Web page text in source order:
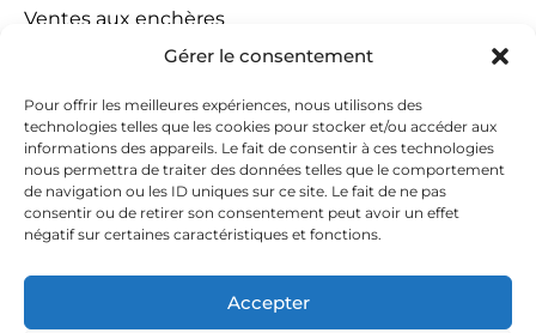
Gérer le consentement
Pour offrir les meilleures expériences, nous utilisons des
technologies telles que les cookies pour stocker et/ou accéder aux
informations des appareils. Le fait de consentir à ces technologies
nous permettra de traiter des données telles que le comportement
de navigation ou les ID uniques sur ce site. Le fait de ne pas
consentir ou de retirer son consentement peut avoir un effet
négatif sur certaines caractéristiques et fonctions.
Accepter
Ventes aux enchères
Compétences territoriales
Jeux concours
Liens
Contact
Contactez-nous
huissiers@tapella-nilles.lu